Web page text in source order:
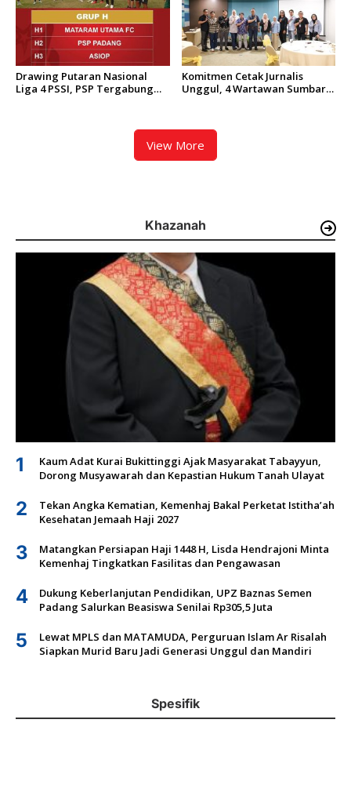
Drawing Putaran Nasional
Liga 4 PSSI, PSP Tergabung
Komitmen Cetak Jurnalis
Unggul, 4 Wartawan Sumbar
View More
Khazanah
1
Kaum Adat Kurai Bukittinggi Ajak Masyarakat Tabayyun,
Dorong Musyawarah dan Kepastian Hukum Tanah Ulayat
2
Tekan Angka Kematian, Kemenhaj Bakal Perketat Istitha’ah
Kesehatan Jemaah Haji 2027
3
Matangkan Persiapan Haji 1448 H, Lisda Hendrajoni Minta
Kemenhaj Tingkatkan Fasilitas dan Pengawasan
4
Dukung Keberlanjutan Pendidikan, UPZ Baznas Semen
Padang Salurkan Beasiswa Senilai Rp305,5 Juta
5
Lewat MPLS dan MATAMUDA, Perguruan Islam Ar Risalah
Siapkan Murid Baru Jadi Generasi Unggul dan Mandiri
Spesifik